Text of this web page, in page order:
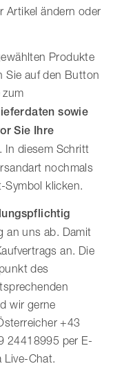
Artikel ändern oder
Produkte
Sie auf den Button
zum
sowie
Sie Ihre
. In diesem Schritt
nochmals
Symbol klicken.
an uns ab. Damit
an. Die
des
wir gerne
+43
24418995 per E-
Live-Chat.